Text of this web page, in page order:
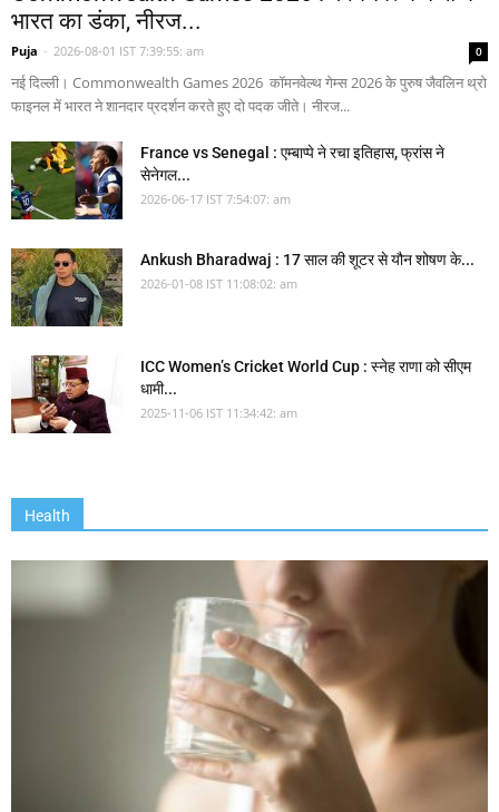
भारत का डंका, नीरज...
Puja - 2026-08-01 IST 7:39:55: am 0
नई दिल्ली। Commonwealth Games 2026 कॉमनवेल्थ गेम्स 2026 के पुरुष जैवलिन थ्रो
फाइनल में भारत ने शानदार प्रदर्शन करते हुए दो पदक जीते। नीरज...
France vs Senegal : एम्बाप्पे ने रचा इतिहास, फ्रांस ने
सेनेगल...
2026-06-17 IST 7:54:07: am
Ankush Bharadwaj : 17 साल की शूटर से यौन शोषण के...
2026-01-08 IST 11:08:02: am
ICC Women’s Cricket World Cup : स्नेह राणा को सीएम
धामी...
2025-11-06 IST 11:34:42: am
Health